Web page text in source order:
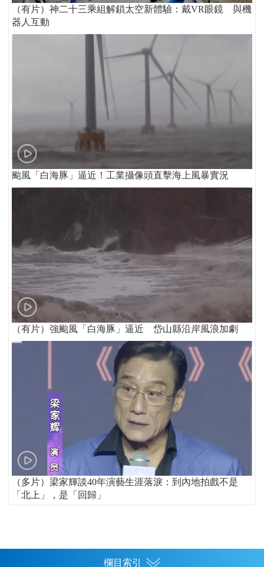
（有片）神二十三乘組解鎖太空新體驗：戴VR眼鏡 與機
器人互動
颱風「白海豚」逼近！工業攝像頭直擊海上風暴實況
（有片）強颱風「白海豚」逼近 岱山縣沿岸風浪加劇
（多片）梁家輝談40年演藝生涯落淚：到內地拍戲不是
「北上」，是「回歸」
欄目索引